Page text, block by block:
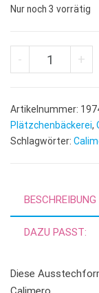
Nur noch 3 vorrätig
- Küken im Ei |
+
Artikelnummer:
Plätzchenbäckerei,
Schlagwörter:
BESCHREIBUNG
DAZU PASST:
Diese